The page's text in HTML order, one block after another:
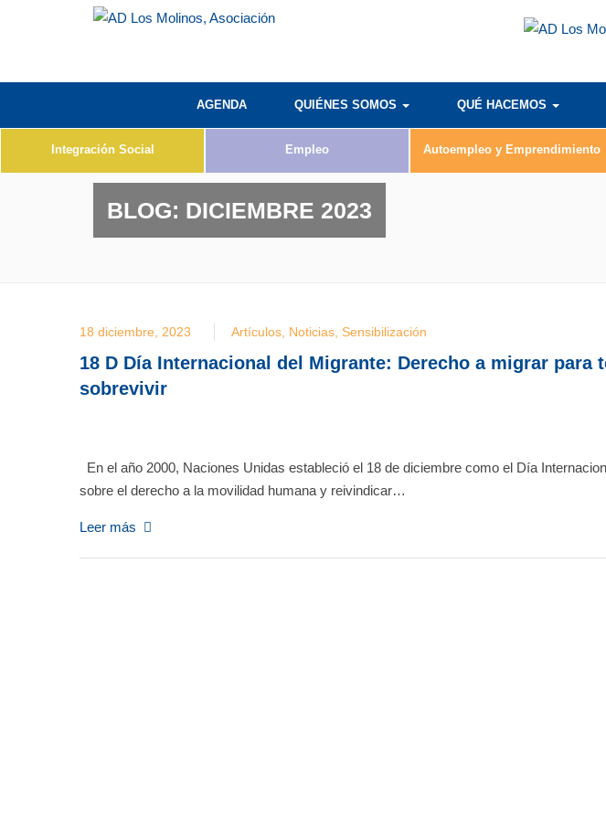
AGENDA QUIÉNES SOMOS QUÉ HACEMOS
Integración Social Empleo Autoempleo y Emprendimiento
BLOG: DICIEMBRE 2023
18 diciembre, 2023 Artículos Noticias Sensibilización
18 D Día Internacional del Migrante: Derecho a migrar para
sobrevivir
En el año 2000, Naciones Unidas estableció el 18 de diciembre como el Día
sobre el derecho a la movilidad humana y reivindicar…
Leer más